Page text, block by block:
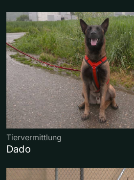
Tiervermittlung
Dado